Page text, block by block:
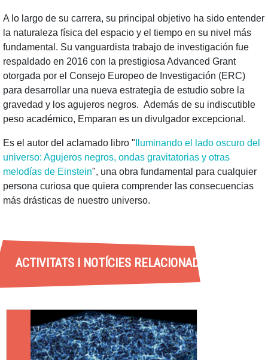
A lo largo de su carrera, su principal objetivo ha sido entender
la naturaleza física del espacio y el tiempo en su nivel más
fundamental. Su vanguardista trabajo de investigación fue
respaldado en 2016 con la prestigiosa Advanced Grant
otorgada por el Consejo Europeo de Investigación (ERC)
para desarrollar una nueva estrategia de estudio sobre la
gravedad y los agujeros negros. Además de su indiscutible
peso académico, Emparan es un divulgador excepcional.
Es el autor del aclamado libro " Iluminando el lado oscuro del
universo: Agujeros negros, ondas gravitatorias y otras
melodías de Einstein", una obra fundamental para cualquier
persona curiosa que quiera comprender las consecuencias
más drásticas de nuestro universo.
ACTIVITATS I NOTÍCIES RELACIONADES